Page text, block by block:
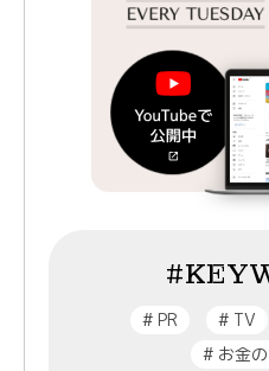
#PR #TV
#お金